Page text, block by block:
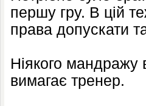
першу гру. В цій
права допускати
Ніякого
вимагає тренер.